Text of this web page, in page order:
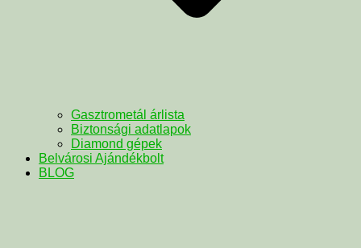
Gasztrometál árlista
Biztonsági adatlapok
Diamond gépek
Belvárosi Ajándékbolt
BLOG